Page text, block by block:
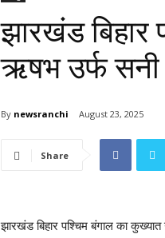
झारखंड बिहार
ऋषभ उर्फ सनी
By newsranchi August 23, 2025
Share
झारखंड बिहार पश्चिम बंगाल का